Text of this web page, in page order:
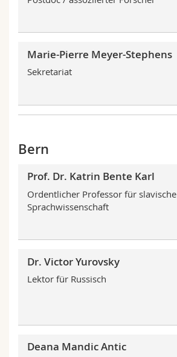
Marie-Pierre Meyer-Stephens
Sekretariat
Bern
Prof. Dr. Katrin Bente Karl
Ordentlicher Professor für slavische
Sprachwissenschaft
Dr. Victor Yurovsky
Lektor für Russisch
Deana Mandic Antic